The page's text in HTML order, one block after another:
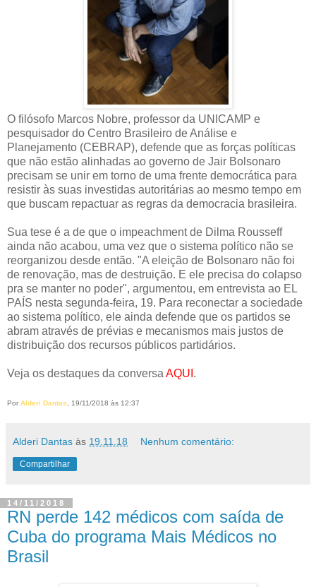
O filósofo Marcos Nobre, professor da UNICAMP e
pesquisador do Centro Brasileiro de Análise e
Planejamento (CEBRAP), defende que as forças políticas
que não estão alinhadas ao governo de Jair Bolsonaro
precisam se unir em torno de uma frente democrática para
resistir às suas investidas autoritárias ao mesmo tempo em
que buscam repactuar as regras da democracia brasileira.
Sua tese é a de que o impeachment de Dilma Rousseff
ainda não acabou, uma vez que o sistema político não se
reorganizou desde então. "A eleição de Bolsonaro não foi
de renovação, mas de destruição. E ele precisa do colapso
pra se manter no poder", argumentou, em entrevista ao EL
PAÍS nesta segunda-feira, 19. Para reconectar a sociedade
ao sistema político, ele ainda defende que os partidos se
abram através de prévias e mecanismos mais justos de
distribuição dos recursos públicos partidários.
Veja os destaques da conversa AQUI .
Por Alderi Dantas , 19/11/2018 às 12:37
Alderi Dantas às 19.11.18 Nenhum comentário:
Compartilhar
14/11/2018
RN perde 142 médicos com saída de
Cuba do programa Mais Médicos no
Brasil